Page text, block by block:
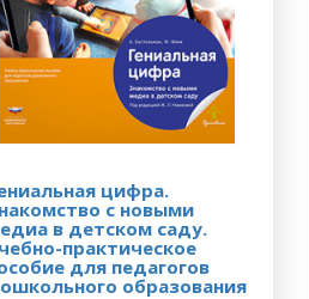
цифра.
с новыми
в детском саду.
практическое
для педагогов
образования